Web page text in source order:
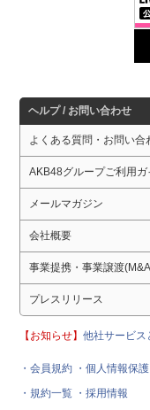
ヘルプ / お問い合わせ
よくある質問・お問い合
AKB48グループご利用ガ
メールマガジン
会社概要
事業提携・事業譲渡
プレスリリース
【お知らせ】他社サービス
・会員規約 ・個人情報保
・規約一覧 ・採用情報